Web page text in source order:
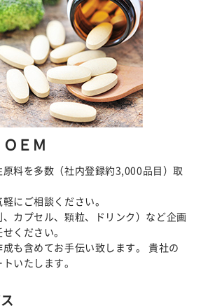
ＥＭ
料を多数（社内登録約3,000品目）取
にご相談ください。
カプセル、顆粒、ドリンク）など企画
ください。
も含めてお手伝い致します。 貴社の
いたします。